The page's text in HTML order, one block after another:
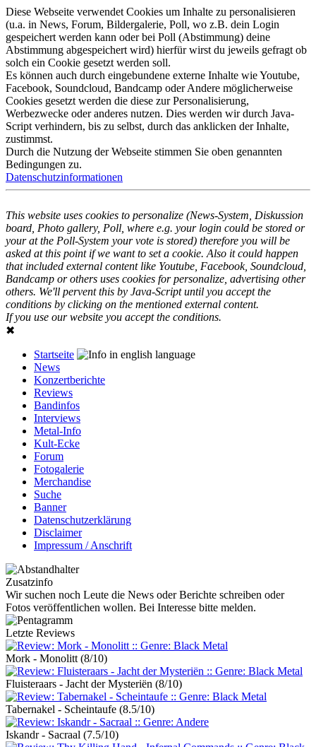
Diese Webseite verwendet Cookies um Inhalte zu personalisieren
(u.a. in News, Forum, Bildergalerie, Poll, wo z.B. dein Login
gespeichert werden kann oder bei Poll (Abstimmung) deine
Abstimmung abgespeichert wird) hierfür wirst du jeweils gefragt ob
solch ein Cookie gesetzt werden soll.
Es können auch durch eingebundene externe Inhalte wie Youtube,
Facebook, Soundcloud, Bandcamp oder Andere möglicherweise
Cookies gesetzt werden die diese zur Personalisierung,
Werbezwecke oder anderes nutzen. Dies werden wir durch Java-
Script verhindern, bis zu selbst, durch das anklicken der Inhalte,
zustimmst.
Durch die Nutzung der Webseite stimmen Sie oben genannten
Bedingungen zu.
Datenschutzinformationen
This website uses cookies to personalize (News-System, Diskussion
board, Photo gallery, Poll, where e.g. your login could be stored or
your at the Poll-System your vote is stored) therefore you will be
asked at this point if we want to set a cookie. Also it could happen
that included external content like Youtube, Facebook, Soundcloud,
Bandcamp or others uses cookies for personalize, advertising other
others. We'll pervent this by Java-Script until you accept the
conditions by clicking on the mentioned external content.
If you use our website you accept the conditions.
✖
Startseite
News
Konzertberichte
Reviews
Bandinfos
Interviews
Metal-Info
Kult-Ecke
Forum
Fotogalerie
Merchandise
Suche
Banner
Datenschutzerklärung
Disclaimer
Impressum / Anschrift
Zusatzinfo
Wir suchen noch Leute die News oder Berichte schreiben oder
Fotos veröffentlichen wollen. Bei Interesse bitte melden.
Letzte Reviews
Mork - Monolitt (8/10)
Fluisteraars - Jacht der Mysteriën (8/10)
Tabernakel - Scheintaufe (8.5/10)
Iskandr - Sacraal (7.5/10)